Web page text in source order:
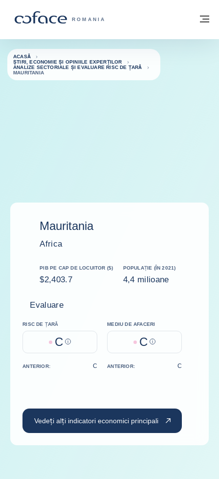
COFACE FOR TRADE - WEBSITE GRUP
ROMANIA
Înapoi la pagina de start
ACASĂ
ȘTIRI, ECONOMIE ȘI OPINIILE EXPERȚILOR
ANALIZE SECTORIALE ȘI EVALUARE RISC DE ȚARĂ
MAURITANIA
Mauritania
Africa
PIB PE CAP DE LOCUITOR ($)
$2,403.7
POPULAȚIE (ÎN 2021)
4,4 milioane
Evaluare
RISC DE ȚARĂ
C Help
MEDIU DE AFACERI
C Help
ANTERIOR: C ANTERIOR: C
Vedeți alți indicatori economici principali